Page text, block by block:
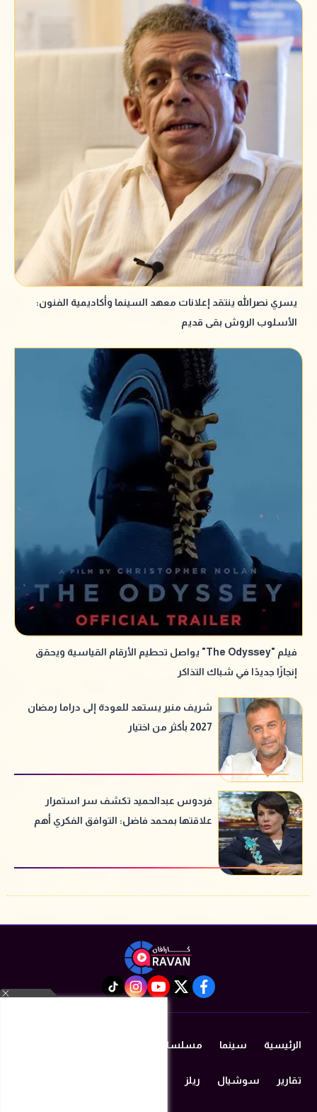
يسري نصرالله ينتقد إعلانات معهد السينما وأكاديمية الفنون:
الأسلوب الروش بقى قديم
فيلم "The Odyssey" يواصل تحطيم الأرقام القياسية ويحقق
إنجازًا جديدًا في شباك التذاكر
شريف منير يستعد للعودة إلى دراما رمضان
2027 بأكثر من اختيار
فردوس عبدالحميد تكشف سر استمرار
علاقتها بمحمد فاضل: التوافق الفكري أهم
facebook
twitter
youtube
instagram
tiktok
الرئيسية سينما مسلسلات رمضان 2026
تقارير سوشيال ريلز